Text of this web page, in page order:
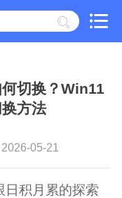
切换？Win11
方法
2026-05-21
积月累的探索